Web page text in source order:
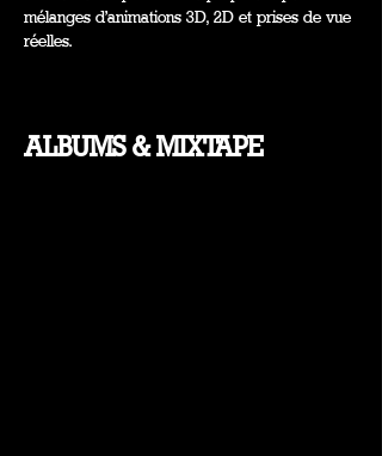
mélanges d'animations 3D, 2D et prises de vue
réelles.
ALBUMS & MIXTAPE